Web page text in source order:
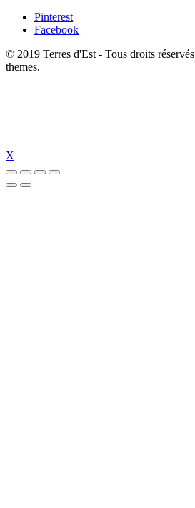
Pinterest
Facebook
© 2019 Terres d'Est - Tous droits réservés
themes.
X